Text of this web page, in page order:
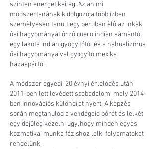
szinten energetikailag. Az animi
módszertanànak kidolgozója több ízben
szemèlyesen tanult egy peruban èlô az inkàk
ôsi hagyomànyàt ôrzô quero indiàn sàmàntól,
egy lakota indián gyógyítótól és a nahualizmus
ősi hagyományaival gyógyító mexika
házaspártól.
A módszer egyedi, 20 èvnyi èrlelôdès utàn
2011-ben lett levèdett szabadalom, mely 2014-
ben Innovàciós különdíjat nyert. A kèpzès
soràn megtanulod a vendégeid bőrét és lelkét
egyidejûleg kezelni ùgy, hogy minden egyes
kozmetikai munka fázishoz lelki folyamatokat
rendelünk.